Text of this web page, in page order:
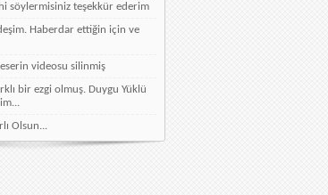
söylermisiniz teşekkür ederim
Haberdar ettiğin için ve
videosu silinmiş
bir ezgi olmuş. Duygu Yüklü
Olsun...